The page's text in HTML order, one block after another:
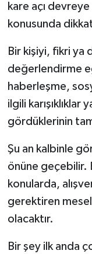
kare açı
konusunda
Bir kişiyi, fikri ya
değerlendirme
haberleşme,
ilgili karışıklıklar
gördüklerinin
Şu an kalbinle
önüne geçebilir.
konularda,
gerektiren
olacaktır.
Bir şey ilk anda